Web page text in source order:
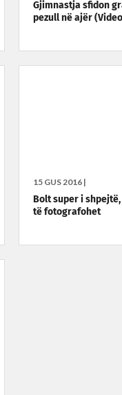
Gjimnastja sfidon
pezull në ajër
15 GUS 2016 |
Bolt super i
të fotografohet